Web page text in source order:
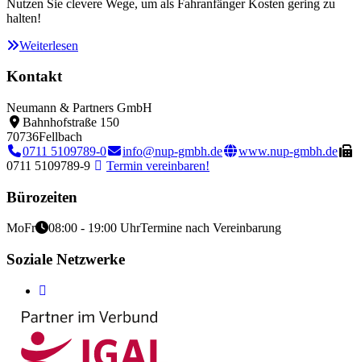
Nutzen Sie clevere Wege, um als Fahranfänger Kosten gering zu
halten!
Weiterlesen
Kontakt
Neumann & Partners GmbH
Bahnhofstraße 150
70736Fellbach
0711 5109789-0
info@nup-gmbh.de
www.nup-gmbh.de
0711 5109789-9
Termin vereinbaren!
Bürozeiten
MoFr 08:00 - 19:00 UhrTermine nach Vereinbarung
Soziale Netzwerke